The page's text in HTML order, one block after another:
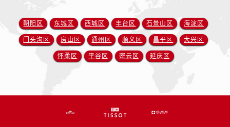
朝阳区 东城区 西城区 丰台区 石景山区 海淀区
门头沟区 房山区 通州区 顺义区 昌平区 大兴区
怀柔区 平谷区 密云区 延庆区